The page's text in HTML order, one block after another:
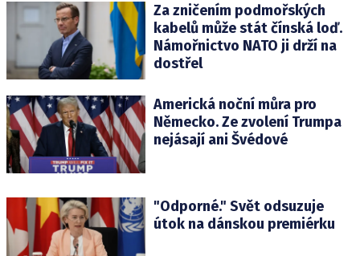
Za zničením podmořských
kabelů může stát čínská loď.
Námořnictvo NATO ji drží na
dostřel
Americká noční můra pro
Německo. Ze zvolení Trumpa
nejásají ani Švédové
"Odporné." Svět odsuzuje
útok na dánskou premiérku